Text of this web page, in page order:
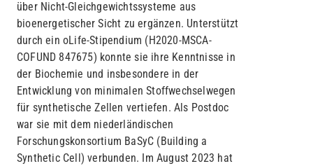
über Nicht-Gleichgewichtssysteme aus
bioenergetischer Sicht zu ergänzen. Unterstützt
durch ein oLife-Stipendium (H2020-MSCA-
COFUND 847675) konnte sie ihre Kenntnisse in
der Biochemie und insbesondere in der
Entwicklung von minimalen Stoffwechselwegen
für synthetische Zellen vertiefen. Als Postdoc
war sie mit dem niederländischen
Forschungskonsortium BaSyC (Building a
Synthetic Cell) verbunden. Im August 2023 hat